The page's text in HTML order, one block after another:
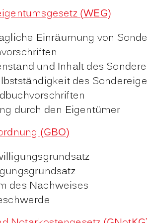
(WEG)
Einräumung von
und Inhalt des
des
durch den Eigentümer
(GBO)
des Nachweises